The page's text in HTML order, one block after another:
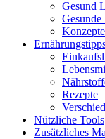
Gesund
Konzepte
Rezepte
Nützliche Tools
Zusätzliches